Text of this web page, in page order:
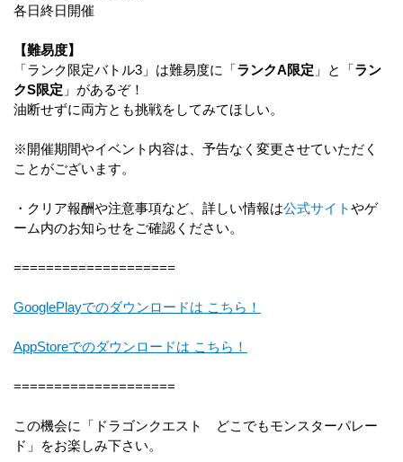
各日終日開催
【難易度】
「ランク限定バトル3」は難易度に「ランクA限定 」と「ラン
クS限定 」があるぞ！
油断せずに両方とも挑戦をしてみてほしい。
※開催期間やイベント内容は、予告なく変更させていただく
ことがございます。
・クリア報酬や注意事項など、詳しい情報は公式サイトやゲ
ーム内のお知らせをご確認ください。
====================
GooglePlayでのダウンロードは こちら！
AppStoreでのダウンロードは こちら！
====================
この機会に「ドラゴンクエスト どこでもモンスターパレー
ド」をお楽しみ下さい。